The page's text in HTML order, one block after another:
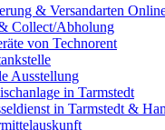
& Versandarten
Collect/Abholung
von Technorent
Ausstellung
in Tarmstedt
in Tarmstedt &